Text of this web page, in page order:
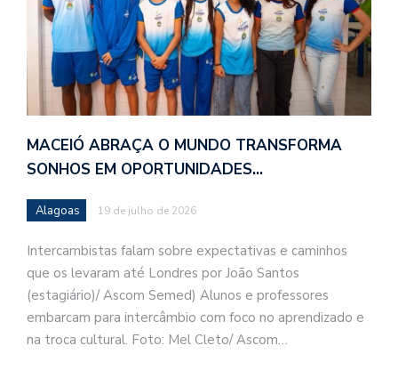
MACEIÓ ABRAÇA O MUNDO TRANSFORMA
SONHOS EM OPORTUNIDADES…
Alagoas 19 de julho de 2026
Intercambistas falam sobre expectativas e caminhos
que os levaram até Londres por João Santos
(estagiário)/ Ascom Semed) Alunos e professores
embarcam para intercâmbio com foco no aprendizado e
na troca cultural. Foto: Mel Cleto/ Ascom…